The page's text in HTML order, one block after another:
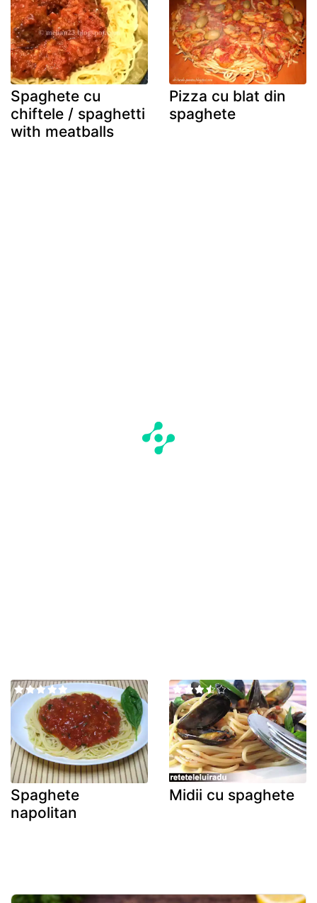
Spaghete cu
chiftele / spaghetti
with meatballs
Pizza cu blat din
spaghete
Spaghete
napolitan
Midii cu spaghete